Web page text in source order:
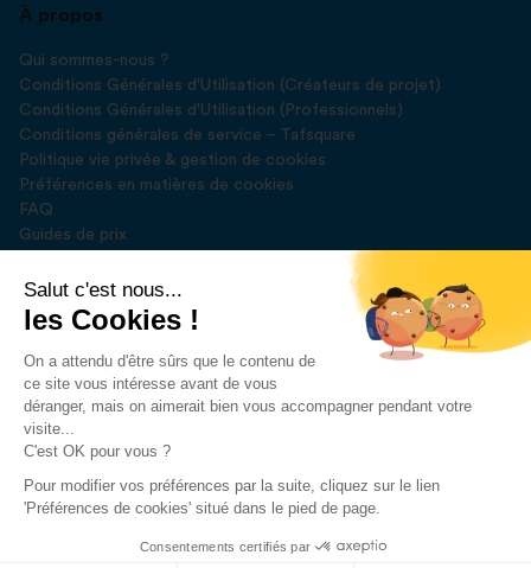
À propos
Qui sommes-nous ?
Conditions Générales d'Utilisation (Créateurs de projet)
Conditions Générales d'Utilisation (Professionnels)
Conditions générales de service – Tafsquare
Politique vie privée & gestion de cookies
Préférences en matières de cookies
FAQ
Guides de prix
Presse
Développé par DEUSE SPRL
Salut c'est nous...
les Cookies !
On a attendu d'être sûrs que le contenu de
ce site vous intéresse avant de vous
déranger, mais on aimerait bien vous accompagner pendant votre
visite...
C'est OK pour vous ?
Pour modifier vos préférences par la suite, cliquez sur le lien
'Préférences de cookies' situé dans le pied de page.
Consentements certifiés par